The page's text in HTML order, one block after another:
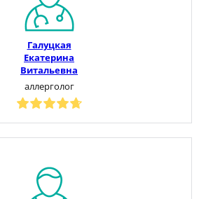
Галуцкая
Екатерина
Витальевна
аллерголог